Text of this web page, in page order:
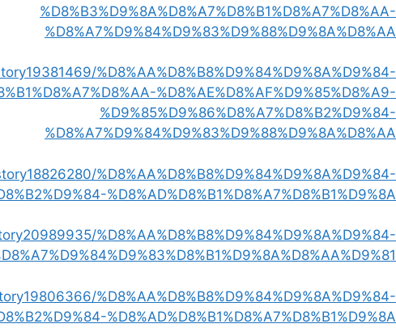
%D8%B3%D9%8A%D8%A7%D8%B1%D8%A7%D8%AA-
%D8%A7%D9%84%D9%83%D9%88%D9%8A%D8%AA
%D8%AA%D8%B8%D9%84%D9%8A%D9%84-
%D8%AE%D8%AF%D9%85%D8%A9-
%D9%85%D9%86%D8%A7%D8%B2%D9%84-
%D8%A7%D9%84%D9%83%D9%88%D9%8A%D8%AA
%D8%AA%D8%B8%D9%84%D9%8A%D9%84-
%D8%AD%D8%B1%D8%A7%D8%B1%D9%8A
%D8%AA%D8%B8%D9%84%D9%8A%D9%84-
%D8%AA%D8%B8%D9%84%D9%8A%D9%84-
%D8%AD%D8%B1%D8%A7%D8%B1%D9%8A